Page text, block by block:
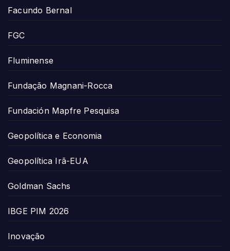
Facundo Bernal
FGC
Fluminense
Fundação Magnani-Rocca
Fundación Mapfre Pesquisa
Geopolítica e Economia
Geopolítica Irã-EUA
Goldman Sachs
IBGE PIM 2026
Inovação